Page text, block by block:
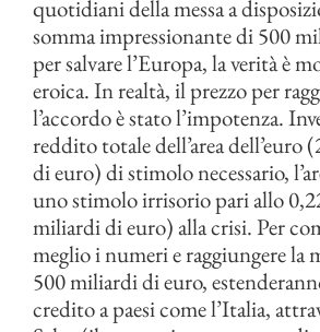
quotidiani della messa a
somma impressionante di 500
per salvare l’Europa, la verità è
eroica. In realtà, il prezzo per
l’accordo è stato l’impotenza.
reddito totale dell’area dell’euro
di euro) di stimolo necessario,
uno stimolo irrisorio pari allo
miliardi di euro) alla crisi. Per
meglio i numeri e raggiungere la
500 miliardi di euro,
credito a paesi come l’Italia,